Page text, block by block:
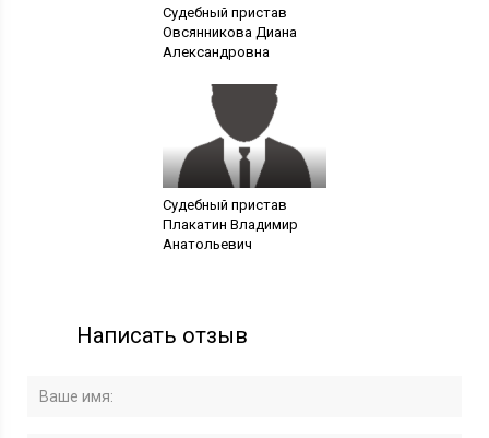
Судебный пристав
Овсянникова Диана
Александровна
Судебный пристав
Плакатин Владимир
Анатольевич
Написать отзыв